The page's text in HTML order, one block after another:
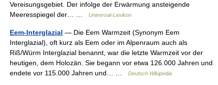
Vereisungsgebiet. Der infolge der Erwärmung ansteigende
Meeresspiegel der… …
Universal-Lexikon
Eem-Interglazial — Die Eem Warmzeit (Synonym Eem
Interglazial), oft kurz als Eem oder im Alpenraum auch als
Riß/Würm Interglazial benannt, war die letzte Warmzeit vor der
heutigen, dem Holozän. Sie begann vor etwa 126.000 Jahren und
endete vor 115.000 Jahren und… …
Deutsch Wikipedia